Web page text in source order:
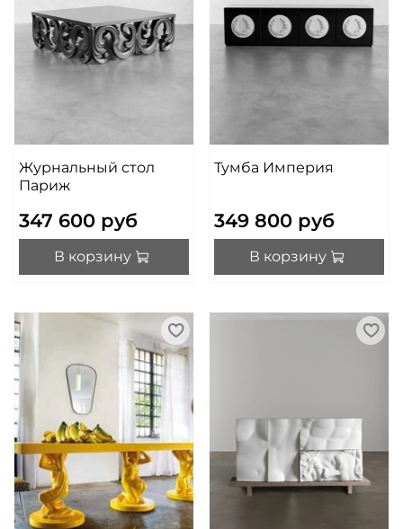
Журнальный стол
Париж
347 600 руб
В корзину
Тумба Империя
349 800 руб
В корзину